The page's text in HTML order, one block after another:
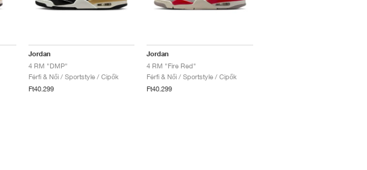
Jordan
4 RM "DMP"
Férfi & Női / Sportstyle / Cipők
Ft40.299
Jordan
4 RM "Fire Red"
Férfi & Női / Sportstyle / Cipők
Ft40.299